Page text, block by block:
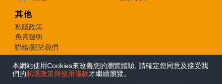
本網站使用Cookies來改善您的瀏覽體驗, 請確定您同意及接受我
們的私隱政策與使用條款才繼續瀏覽。
其他
私隱政策
免責聲明
聯絡/關於我們
© 2026 e-zone. All Rights Reserved.